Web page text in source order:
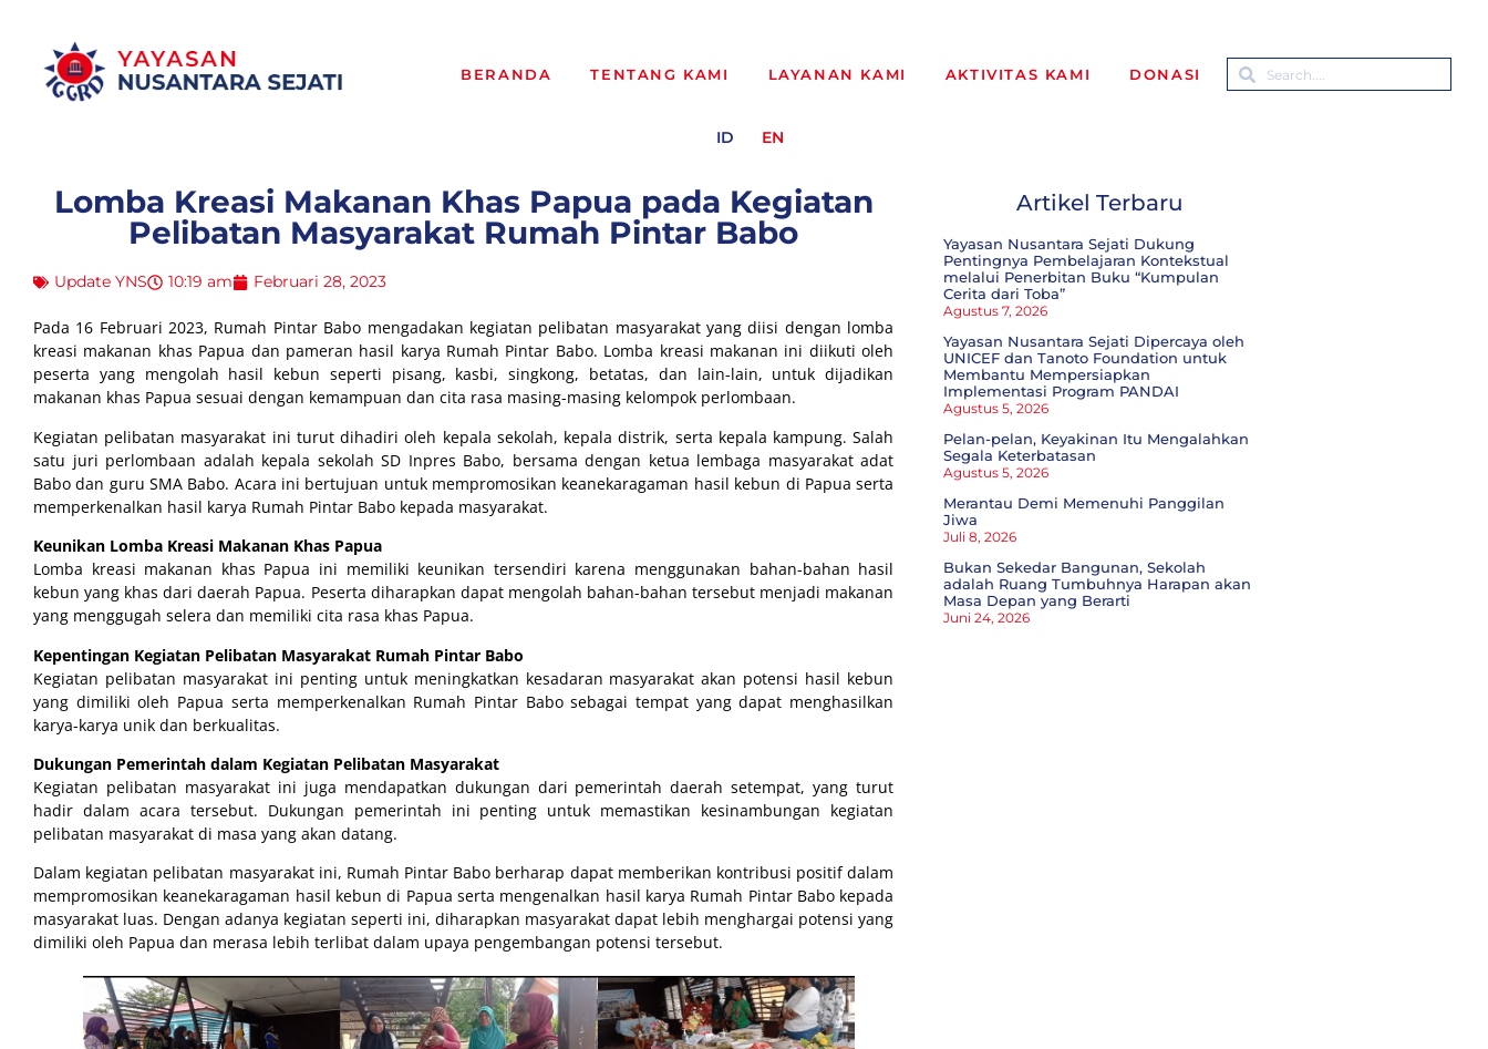
BERANDA TENTANG KAMI LAYANAN KAMI AKTIVITAS KAMI DONASI
ID EN
Lomba Kreasi Makanan Khas Papua pada Kegiatan
Pelibatan Masyarakat Rumah Pintar Babo
Update YNS 10:19 am Februari 28, 2023
Pada 16 Februari 2023, Rumah Pintar Babo mengadakan kegiatan pelibatan masyarakat yang diisi dengan lomba
kreasi makanan khas Papua dan pameran hasil karya Rumah Pintar Babo. Lomba kreasi makanan ini diikuti oleh
peserta yang mengolah hasil kebun seperti pisang, kasbi, singkong, betatas, dan lain-lain, untuk dijadikan
makanan khas Papua sesuai dengan kemampuan dan cita rasa masing-masing kelompok perlombaan.
Kegiatan pelibatan masyarakat ini turut dihadiri oleh kepala sekolah, kepala distrik, serta kepala kampung. Salah
satu juri perlombaan adalah kepala sekolah SD Inpres Babo, bersama dengan ketua lembaga masyarakat adat
Babo dan guru SMA Babo. Acara ini bertujuan untuk mempromosikan keanekaragaman hasil kebun di Papua serta
memperkenalkan hasil karya Rumah Pintar Babo kepada masyarakat.
Keunikan Lomba Kreasi Makanan Khas Papua
Lomba kreasi makanan khas Papua ini memiliki keunikan tersendiri karena menggunakan bahan-bahan hasil
kebun yang khas dari daerah Papua. Peserta diharapkan dapat mengolah bahan-bahan tersebut menjadi makanan
yang menggugah selera dan memiliki cita rasa khas Papua.
Kepentingan Kegiatan Pelibatan Masyarakat Rumah Pintar Babo
Kegiatan pelibatan masyarakat ini penting untuk meningkatkan kesadaran masyarakat akan potensi hasil kebun
yang dimiliki oleh Papua serta memperkenalkan Rumah Pintar Babo sebagai tempat yang dapat menghasilkan
karya-karya unik dan berkualitas.
Dukungan Pemerintah dalam Kegiatan Pelibatan Masyarakat
Kegiatan pelibatan masyarakat ini juga mendapatkan dukungan dari pemerintah daerah setempat, yang turut
hadir dalam acara tersebut. Dukungan pemerintah ini penting untuk memastikan kesinambungan kegiatan
pelibatan masyarakat di masa yang akan datang.
Dalam kegiatan pelibatan masyarakat ini, Rumah Pintar Babo berharap dapat memberikan kontribusi positif dalam
mempromosikan keanekaragaman hasil kebun di Papua serta mengenalkan hasil karya Rumah Pintar Babo kepada
masyarakat luas. Dengan adanya kegiatan seperti ini, diharapkan masyarakat dapat lebih menghargai potensi yang
dimiliki oleh Papua dan merasa lebih terlibat dalam upaya pengembangan potensi tersebut.
Artikel Terbaru
Yayasan Nusantara Sejati Dukung
Pentingnya Pembelajaran Kontekstual
melalui Penerbitan Buku “Kumpulan
Cerita dari Toba”
Agustus 7, 2026
Yayasan Nusantara Sejati Dipercaya oleh
UNICEF dan Tanoto Foundation untuk
Membantu Mempersiapkan
Implementasi Program PANDAI
Agustus 5, 2026
Pelan-pelan, Keyakinan Itu Mengalahkan
Segala Keterbatasan
Agustus 5, 2026
Merantau Demi Memenuhi Panggilan
Jiwa
Juli 8, 2026
Bukan Sekedar Bangunan, Sekolah
adalah Ruang Tumbuhnya Harapan akan
Masa Depan yang Berarti
Juni 24, 2026